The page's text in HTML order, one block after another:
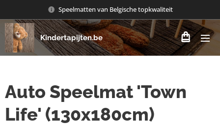
Speelmatten van Belgische topkwaliteit
Kindertapijten.be
Auto Speelmat 'Town
Life' (130x180cm)